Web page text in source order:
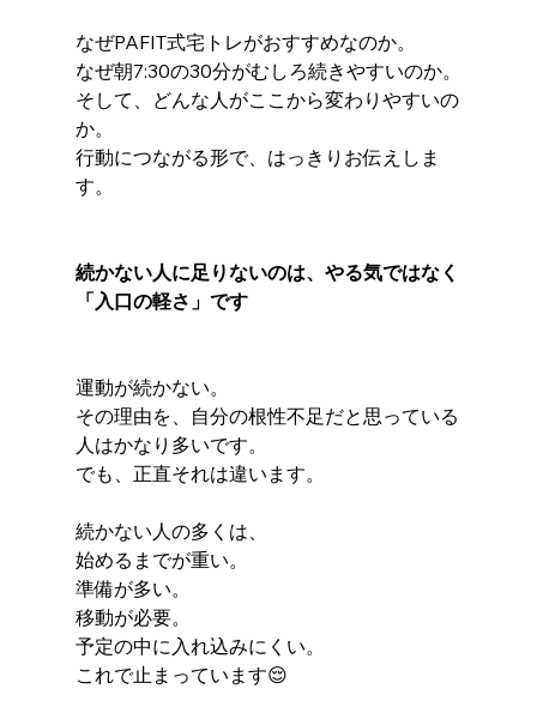
なぜPAFIT式宅トレがおすすめなのか。
なぜ朝7:30の30分がむしろ続きやすいのか。
そして、どんな人がここから変わりやすいの
か。
行動につながる形で、はっきりお伝えしま
す。
続かない人に足りないのは、やる気ではなく
「入口の軽さ」です
運動が続かない。
その理由を、自分の根性不足だと思っている
人はかなり多いです。
でも、正直それは違います。
続かない人の多くは、
始めるまでが重い。
準備が多い。
移動が必要。
予定の中に入れ込みにくい。
これで止まっています😌